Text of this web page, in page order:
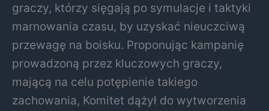
graczy, którzy sięgają po symulacje i taktyki
marnowania czasu, by uzyskać nieuczciwą
przewagę na boisku. Proponując kampanię
prowadzoną przez kluczowych graczy,
mającą na celu potępienie takiego
zachowania, Komitet dążył do wytworzenia